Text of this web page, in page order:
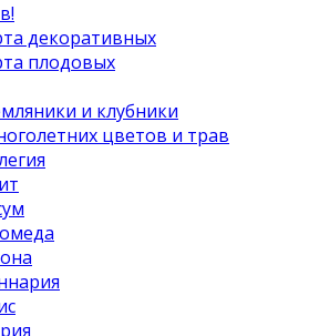
декоративных
плодовых
и клубники
цветов и трав